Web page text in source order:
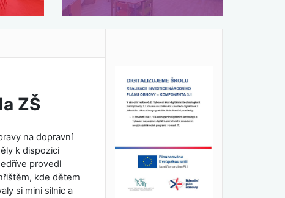
ZŠ
na dopravní
k dispozici
provedl
kde dětem
si mini silnic a